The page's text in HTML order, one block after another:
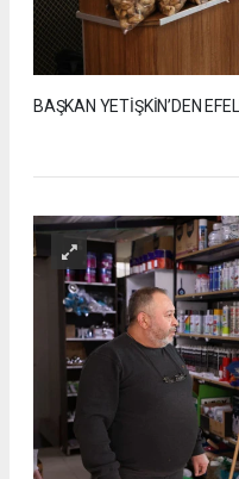
BAŞKAN YETİŞKİN’DEN